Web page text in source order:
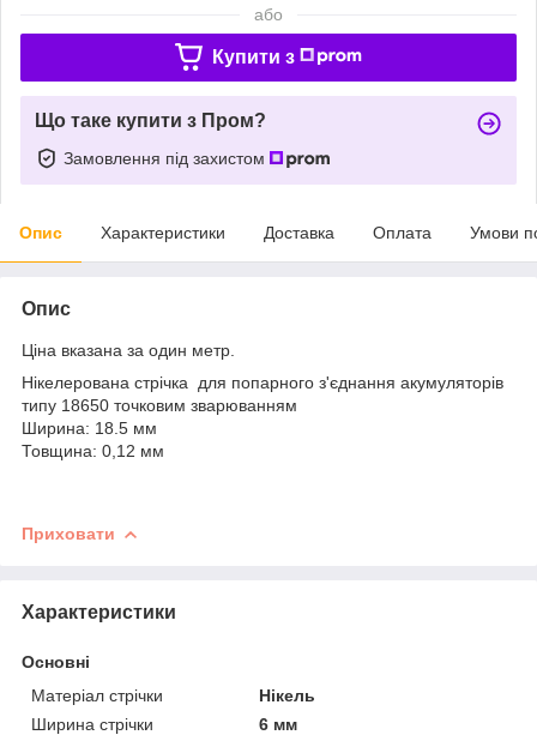
або
Купити з
Що таке купити з Пром?
Замовлення під захистом
Опис Характеристики Доставка Оплата Умови
Опис
Ціна вказана за один метр.
Нікелерована стрічка для попарного з'єднання акумуляторів
типу 18650 точковим зварюванням
Ширина: 18.5 мм
Товщина: 0,12 мм
Приховати
Характеристики
Основні
Матеріал стрічки
Нікель
Ширина стрічки
6 мм